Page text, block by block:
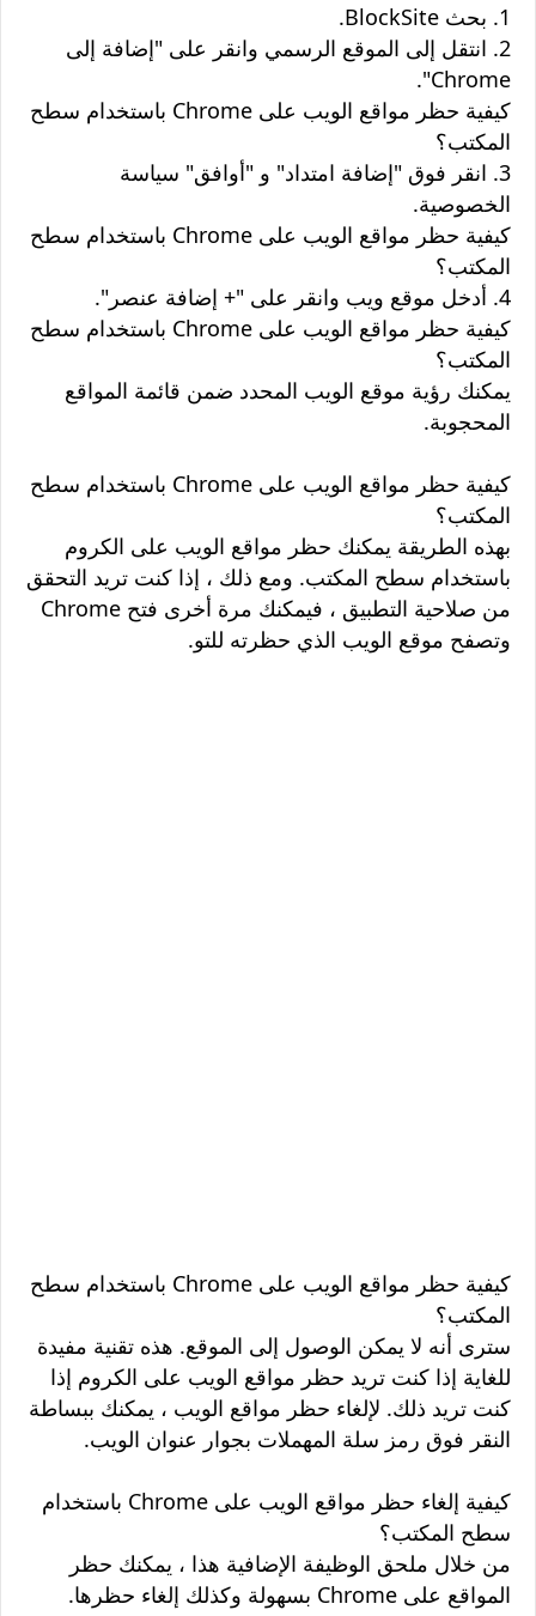
1. بحث BlockSite.
2. انتقل إلى الموقع الرسمي وانقر على "إضافة إلى
Chrome".
كيفية حظر مواقع الويب على Chrome باستخدام سطح
المكتب؟
3. انقر فوق "إضافة امتداد" و "أوافق" سياسة
الخصوصية.
كيفية حظر مواقع الويب على Chrome باستخدام سطح
المكتب؟
4. أدخل موقع ويب وانقر على "+ إضافة عنصر".
كيفية حظر مواقع الويب على Chrome باستخدام سطح
المكتب؟
يمكنك رؤية موقع الويب المحدد ضمن قائمة المواقع
المحجوبة.
كيفية حظر مواقع الويب على Chrome باستخدام سطح
المكتب؟
بهذه الطريقة يمكنك حظر مواقع الويب على الكروم
باستخدام سطح المكتب. ومع ذلك ، إذا كنت تريد التحقق
من صلاحية التطبيق ، فيمكنك مرة أخرى فتح Chrome
وتصفح موقع الويب الذي حظرته للتو.
كيفية حظر مواقع الويب على Chrome باستخدام سطح
المكتب؟
سترى أنه لا يمكن الوصول إلى الموقع. هذه تقنية مفيدة
للغاية إذا كنت تريد حظر مواقع الويب على الكروم إذا
كنت تريد ذلك. لإلغاء حظر مواقع الويب ، يمكنك ببساطة
النقر فوق رمز سلة المهملات بجوار عنوان الويب.
كيفية إلغاء حظر مواقع الويب على Chrome باستخدام
سطح المكتب؟
من خلال ملحق الوظيفة الإضافية هذا ، يمكنك حظر
المواقع على Chrome بسهولة وكذلك إلغاء حظرها.